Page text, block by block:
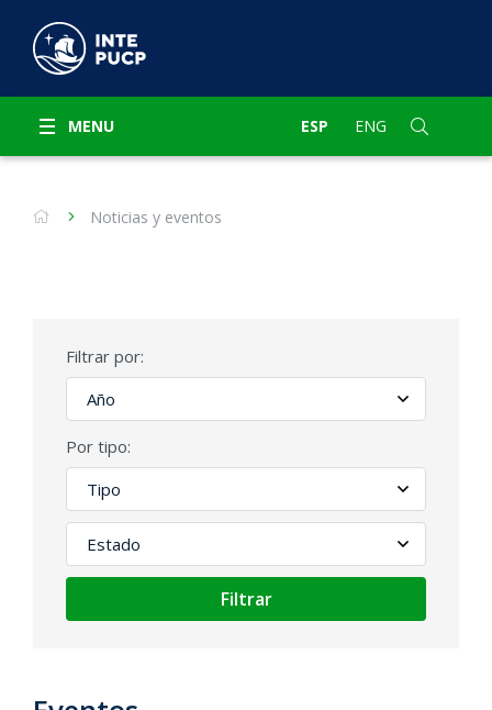
MENU ESP ENG
Noticias y eventos
Filtrar por:
Por tipo:
Filtrar